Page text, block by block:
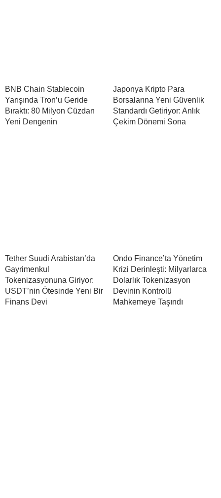
BNB Chain Stablecoin
Yarışında Tron’u Geride
Bıraktı: 80 Milyon Cüzdan
Yeni Dengenin
Japonya Kripto Para
Borsalarına Yeni Güvenlik
Standardı Getiriyor: Anlık
Çekim Dönemi Sona
Tether Suudi Arabistan’da
Gayrimenkul
Tokenizasyonuna Giriyor:
USDT’nin Ötesinde Yeni Bir
Finans Devi
Ondo Finance’ta Yönetim
Krizi Derinleşti: Milyarlarca
Dolarlık Tokenizasyon
Devinin Kontrolü
Mahkemeye Taşındı